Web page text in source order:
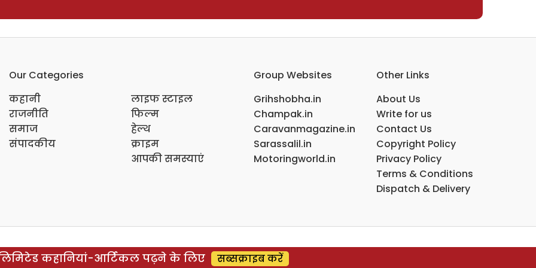
Our Categories
कहानी
राजनीति
समाज
संपादकीय
लाइफ स्टाइल
फिल्म
हेल्थ
क्राइम
आपकी समस्याएं
Group Websites
Grihshobha.in
Champak.in
Caravanmagazine.in
Sarassalil.in
Motoringworld.in
Other Links
About Us
Write for us
Contact Us
Copyright Policy
Privacy Policy
Terms & Conditions
Dispatch & Delivery
कहानियां-आर्टिकल पढ़ने के लिए सब्सक्राइब करें